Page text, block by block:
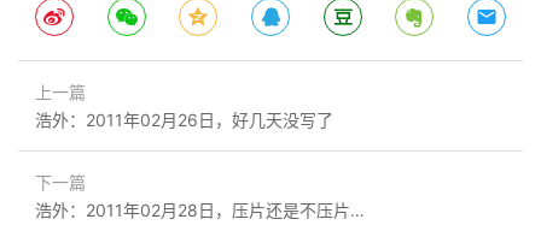
上一篇
浩外：2011年02月26日，好几天没写了
下一篇
浩外：2011年02月28日，压片还是不压片…